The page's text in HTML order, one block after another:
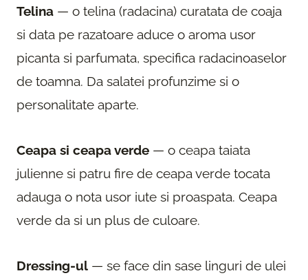
Telina — o telina (radacina) curatata de coaja
si data pe razatoare aduce o aroma usor
picanta si parfumata, specifica radacinoaselor
de toamna. Da salatei profunzime si o
personalitate aparte.
Ceapa si ceapa verde — o ceapa taiata
julienne si patru fire de ceapa verde tocata
adauga o nota usor iute si proaspata. Ceapa
verde da si un plus de culoare.
Dressing-ul — se face din sase linguri de ulei